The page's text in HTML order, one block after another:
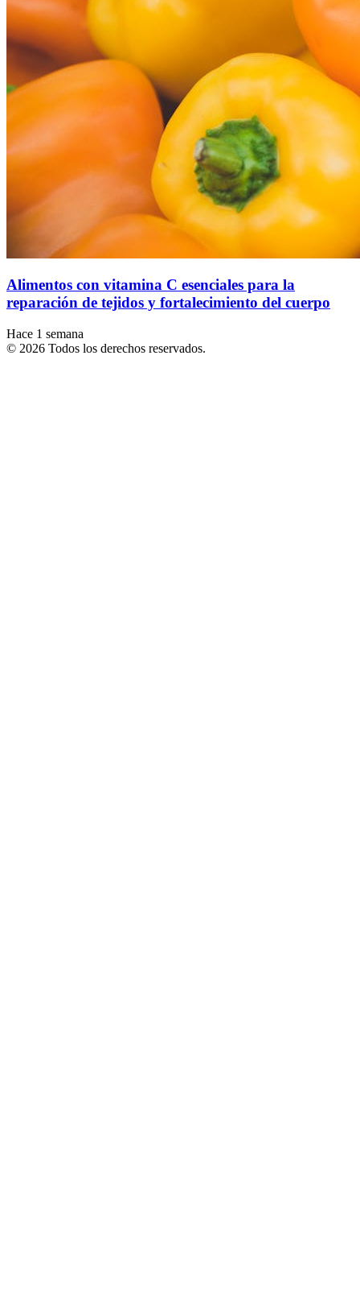
Alimentos con vitamina C esenciales para la
reparación de tejidos y fortalecimiento del cuerpo
Hace 1 semana
© 2026 Todos los derechos reservados.